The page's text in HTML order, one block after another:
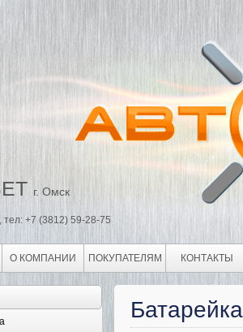
г. Омск
тел: +7 (3812) 59-28-75
О КОМПАНИИ ПОКУПАТЕЛЯМ КОНТАКТЫ